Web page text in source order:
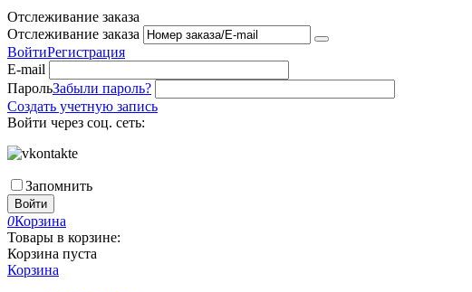
Отслеживание заказа
Отслеживание заказа
ВойтиРегистрация
E-mail
ПарольЗабыли пароль?
Создать учетную запись
Войти через соц. сеть:
Запомнить
Войти
0Корзина
Товары в корзине:
Корзина пуста
Корзина